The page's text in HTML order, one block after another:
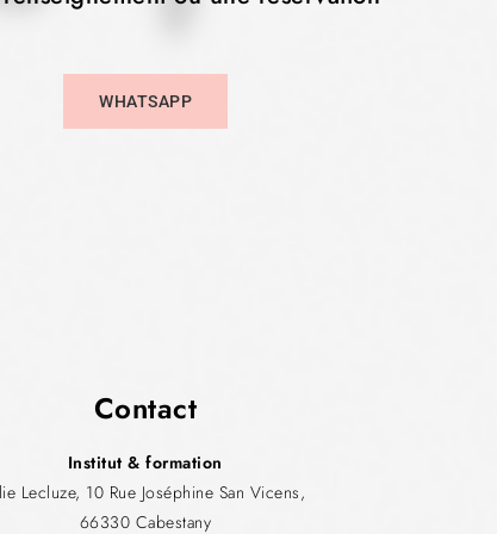
WHATSAPP
Contact
Institut & formation
Lecluze, 10 Rue Joséphine San Vicens,
66330 Cabestany